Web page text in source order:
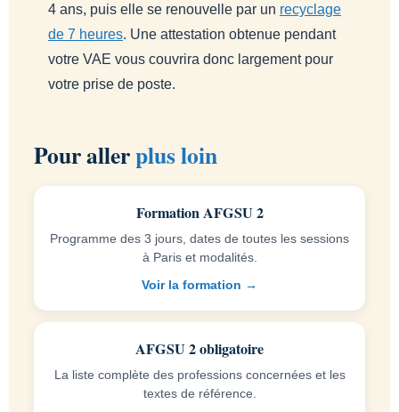
4 ans, puis elle se renouvelle par un recyclage
de 7 heures. Une attestation obtenue pendant
votre VAE vous couvrira donc largement pour
votre prise de poste.
Pour allerplus loin
Formation AFGSU 2
Programme des 3 jours, dates de toutes les sessions
à Paris et modalités.
Voir la formation →
AFGSU 2 obligatoire
La liste complète des professions concernées et les
textes de référence.